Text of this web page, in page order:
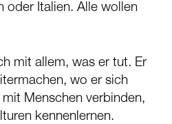
oder Italien. Alle wollen
mit allem, was er tut. Er
wo er sich
Menschen verbinden,
kennenlernen.